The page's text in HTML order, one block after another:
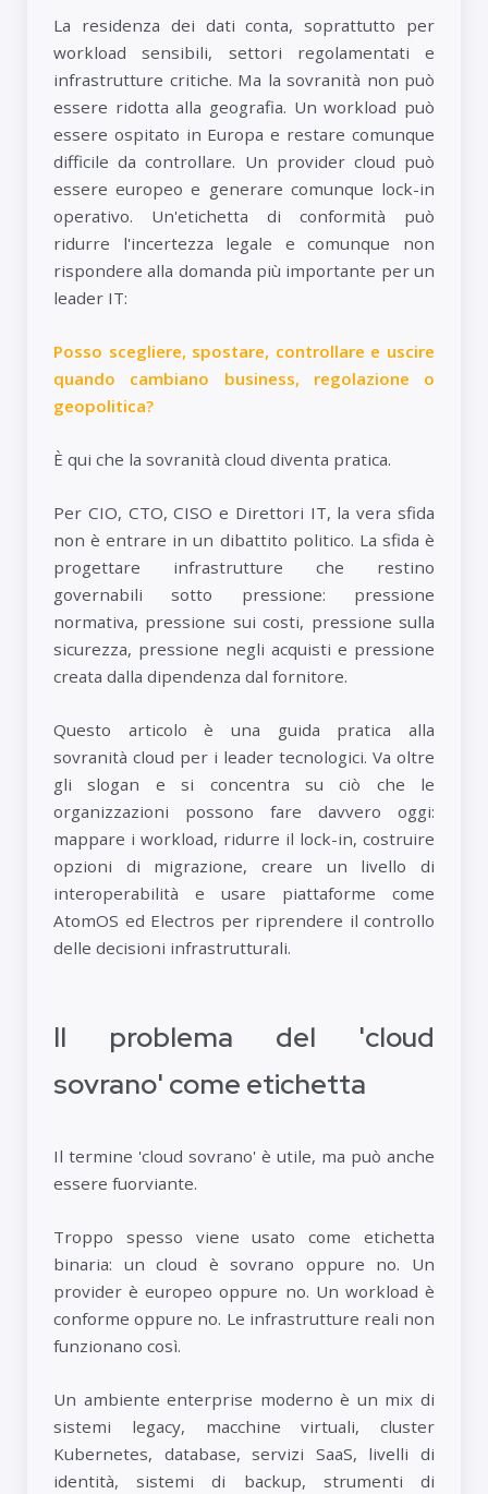
La residenza dei dati conta, soprattutto per
workload sensibili, settori regolamentati e
infrastrutture critiche. Ma la sovranità non può
essere ridotta alla geografia. Un workload può
essere ospitato in Europa e restare comunque
difficile da controllare. Un provider cloud può
essere europeo e generare comunque lock-in
operativo. Un'etichetta di conformità può
ridurre l'incertezza legale e comunque non
rispondere alla domanda più importante per un
leader IT:
Posso scegliere, spostare, controllare e uscire
quando cambiano business, regolazione o
geopolitica?
È qui che la sovranità cloud diventa pratica.
Per CIO, CTO, CISO e Direttori IT, la vera sfida
non è entrare in un dibattito politico. La sfida è
progettare infrastrutture che restino
governabili sotto pressione: pressione
normativa, pressione sui costi, pressione sulla
sicurezza, pressione negli acquisti e pressione
creata dalla dipendenza dal fornitore.
Questo articolo è una guida pratica alla
sovranità cloud per i leader tecnologici. Va oltre
gli slogan e si concentra su ciò che le
organizzazioni possono fare davvero oggi:
mappare i workload, ridurre il lock-in, costruire
opzioni di migrazione, creare un livello di
interoperabilità e usare piattaforme come
AtomOS ed Electros per riprendere il controllo
delle decisioni infrastrutturali.
Il problema del 'cloud
sovrano' come etichetta
Il termine 'cloud sovrano' è utile, ma può anche
essere fuorviante.
Troppo spesso viene usato come etichetta
binaria: un cloud è sovrano oppure no. Un
provider è europeo oppure no. Un workload è
conforme oppure no. Le infrastrutture reali non
funzionano così.
Un ambiente enterprise moderno è un mix di
sistemi legacy, macchine virtuali, cluster
Kubernetes, database, servizi SaaS, livelli di
identità, sistemi di backup, strumenti di